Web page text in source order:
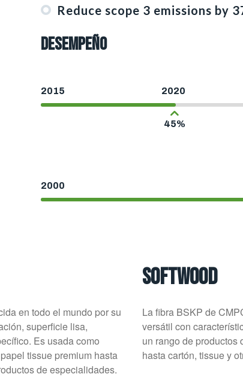
Reduce scope 3 emissions by
DESEMPEÑO
2015
2020
45%
2000
en todo el mundo por su
superficie lisa,
Es usada como
tissue premium hasta
de especialidades.
SOFTWOOD
La fibra BSKP de
versátil con
un rango de productos
hasta cartón, tissue y